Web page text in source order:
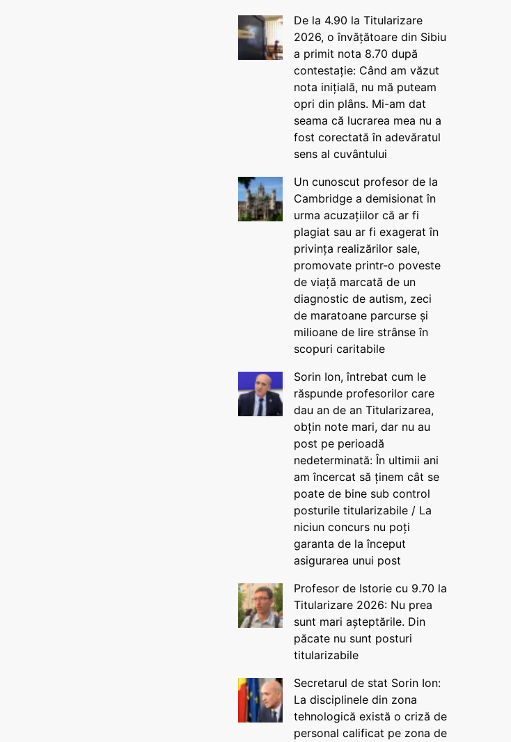
De la 4.90 la Titularizare
2026, o învățătoare din Sibiu
a primit nota 8.70 după
contestație: Când am văzut
nota inițială, nu mă puteam
opri din plâns. Mi-am dat
seama că lucrarea mea nu a
fost corectată în adevăratul
sens al cuvântului
Un cunoscut profesor de la
Cambridge a demisionat în
urma acuzațiilor că ar fi
plagiat sau ar fi exagerat în
privința realizărilor sale,
promovate printr-o poveste
de viață marcată de un
diagnostic de autism, zeci
de maratoane parcurse și
milioane de lire strânse în
scopuri caritabile
Sorin Ion, întrebat cum le
răspunde profesorilor care
dau an de an Titularizarea,
obțin note mari, dar nu au
post pe perioadă
nedeterminată: În ultimii ani
am încercat să ținem cât se
poate de bine sub control
posturile titularizabile / La
niciun concurs nu poți
garanta de la început
asigurarea unui post
Profesor de Istorie cu 9.70 la
Titularizare 2026: Nu prea
sunt mari așteptările. Din
păcate nu sunt posturi
titularizabile
Secretarul de stat Sorin Ion:
La disciplinele din zona
tehnologică există o criză de
personal calificat pe zona de